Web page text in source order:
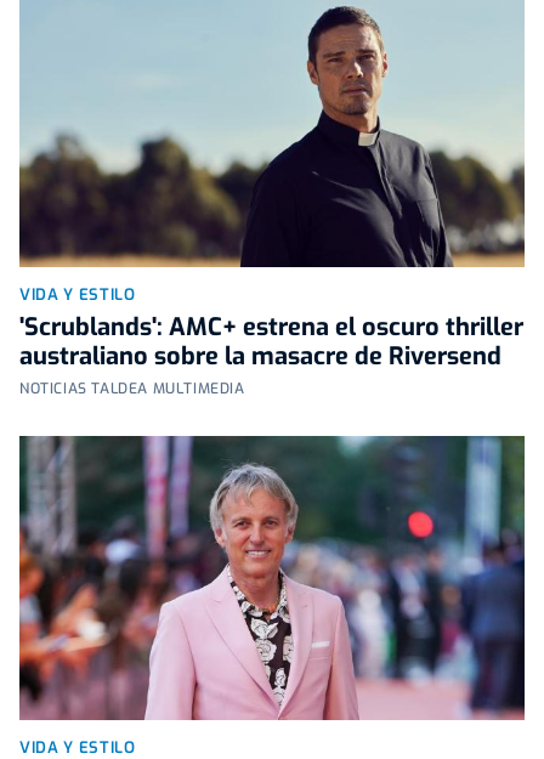
VIDA Y ESTILO
'Scrublands': AMC+ estrena el oscuro thriller
australiano sobre la masacre de Riversend
NOTICIAS TALDEA MULTIMEDIA
VIDA Y ESTILO